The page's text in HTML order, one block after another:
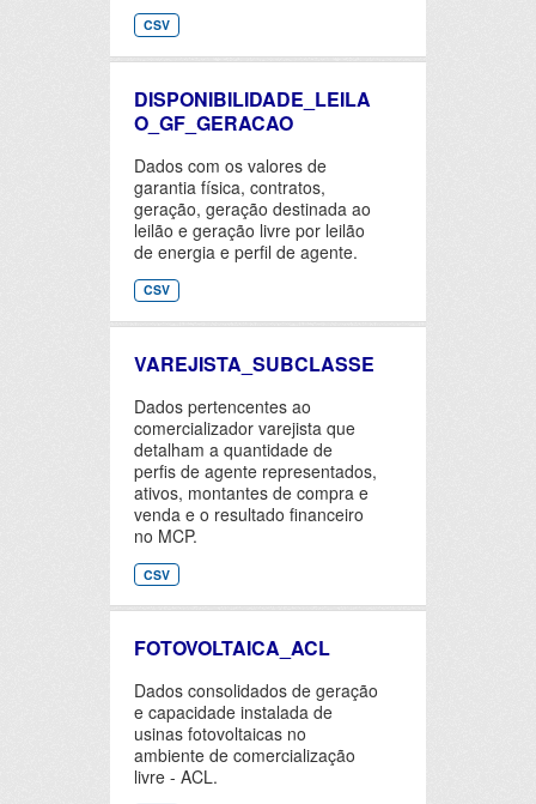
CSV
DISPONIBILIDADE_LEILA
O_GF_GERACAO
Dados com os valores de
garantia física, contratos,
geração, geração destinada ao
leilão e geração livre por leilão
de energia e perfil de agente.
CSV
VAREJISTA_SUBCLASSE
Dados pertencentes ao
comercializador varejista que
detalham a quantidade de
perfis de agente representados,
ativos, montantes de compra e
venda e o resultado financeiro
no MCP.
CSV
FOTOVOLTAICA_ACL
Dados consolidados de geração
e capacidade instalada de
usinas fotovoltaicas no
ambiente de comercialização
livre - ACL.